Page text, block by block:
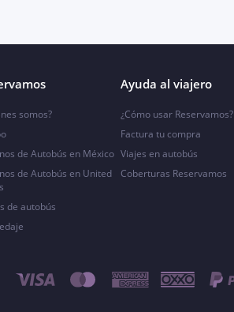
somos?
de Autobús en México
de Autobús en United
de autobús
Ayuda al viajero
¿Cómo usar Reservamos?
Factura tu compra
Viajes en autobús
Coberturas Reservamos